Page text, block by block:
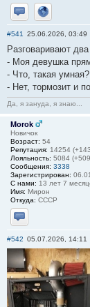
Отправить
Сайт
#541 25.06.2026, 03:49
Разговаривают
- Моя девушка
- Что, такая умная?
- Нет, тормозит и
Да, я зануда, я знаю...
Morok
Новичок
Возраст: 54
Репутация: 14254
Лояльность: 5084
Сообщения: 3338
Зарегистрирован:
С нами: 13 лет 7
Имя: Мирон
Откуда: СССР
Отправить
#542 05.07.2026, 14:11